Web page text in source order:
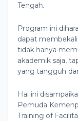
Tengah.
Program ini
dapat
tidak hanya
akademik saja,
yang tangguh
Hal ini
Pemuda
Training of